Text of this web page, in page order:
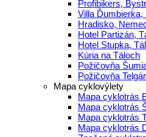
Profibikers,
Villa Ďumbierka,
Hradisko,
Hotel Partizán,
Hotel Stupka,
Kúria na Táloch
Požičovňa
Požičovňa
Mapa cyklovýlety
Mapa cyklotrás
Mapa cyklotrás
Mapa cyklotrás
Mapa cyklotrás